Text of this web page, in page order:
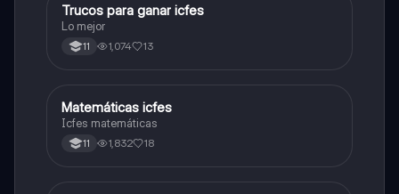
Química
Trucos para ganar icfes
Lo mejor
11 1,074 13
ICFES: Matemáticas
Matemáticas icfes
Icfes matemáticas
11 1,832 18